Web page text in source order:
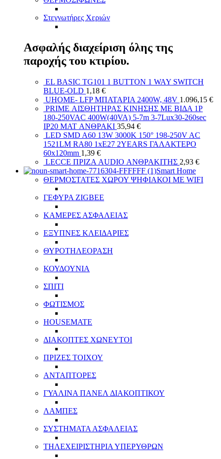
Στεγνωτήρες Χεριών
Ασφαλής διαχείριση όλης της
παροχής του κτιρίου.
EL BASIC TG101 1 BUTTON 1 WAY SWITCH
BLUE-OLD 1,18 €
UHOME- LFP ΜΠΑΤΑΡΙΑ 2400W, 48V 1.096,15 €
PRIME ΑΙΣΘΗΤΗΡΑΣ ΚΙΝΗΣΗΣ ΜΕ ΒΙΔΑ 1P
180-250VAC 400W(40VA) 5-7m 3-7Lux30-260sec
IP20 MAT ΑΝΘΡΑΚΙ 35,94 €
LED SMD A60 13W 3000K 150° 198-250V AC
1521LM RA80 1xE27 2YEARS ΓΑΛΑΚΤΕΡΟ
60x120mm 1,39 €
LECCE ΠΡΙΖΑ AUDIO ΑΝΘΡΑΚΙΤΗΣ 2,93 €
Smart Home
ΘΕΡΜΟΣΤΑΤΕΣ ΧΩΡΟΥ ΨΗΦΙΑΚΟΙ ΜΕ WIFI
ΓΕΦΥΡΑ ZIGBEE
ΚΑΜΕΡΕΣ ΑΣΦΑΛΕΙΑΣ
ΕΞΥΠΝΕΣ ΚΛΕΙΔΑΡΙΕΣ
ΘΥΡΟΤΗΛΕΟΡΑΣΗ
ΚΟΥΔΟΥΝΙΑ
ΣΠΙΤΙ
ΦΩΤΙΣΜΟΣ
HOUSEMATE
ΔΙΑΚΟΠΤΕΣ ΧΩΝΕΥΤΟΙ
ΠΡΙΖΕΣ ΤΟΙΧΟΥ
ΑΝΤΑΠΤΟΡΕΣ
ΓΥΑΛΙΝΑ ΠΑΝΕΛ ΔΙΑΚΟΠΤΙΚΟΥ
ΛΑΜΠΕΣ
ΣΥΣΤΗΜΑΤΑ ΑΣΦΑΛΕΙΑΣ
ΤΗΛΕΧΕΙΡΙΣΤΗΡΙΑ ΥΠΕΡΥΘΡΩΝ